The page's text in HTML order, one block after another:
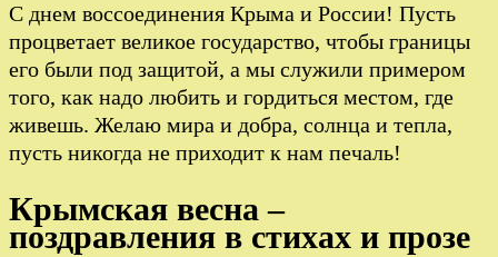
С днем воссоединения Крыма и России! Пусть
процветает великое государство, чтобы границы
его были под защитой, а мы служили примером
того, как надо любить и гордиться местом, где
живешь. Желаю мира и добра, солнца и тепла,
пусть никогда не приходит к нам печаль!
Крымская весна –
поздравления в стихах и прозе